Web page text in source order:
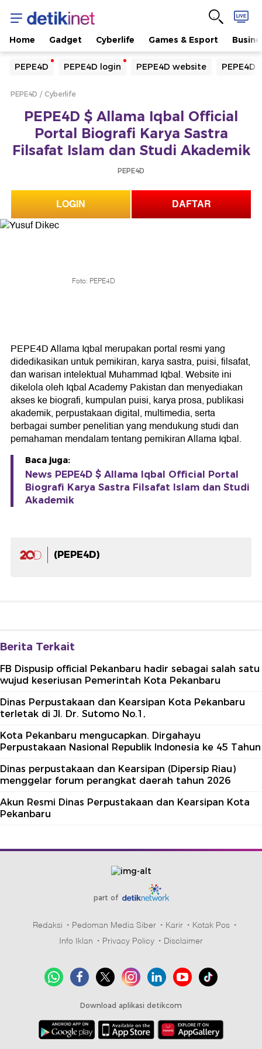
Home Gadget Cyberlife Games & Esport
PEPE4D PEPE4D login PEPE4D website PEPE4D
Yang sedang ramai dicari
Loading...
Loading...
PEPE4D Cyberlife
PEPE4D $ Allama Iqbal Official
Portal Biografi Karya Sastra
Filsafat Islam dan Studi Akademik
PEPE4D
LOGIN DAFTAR
Foto: PEPE4D
PEPE4D Allama Iqbal merupakan portal resmi yang
didedikasikan untuk pemikiran, karya sastra, puisi, filsafat,
dan warisan intelektual Muhammad Iqbal. Website ini
dikelola oleh Iqbal Academy Pakistan dan menyediakan
akses ke biografi, kumpulan puisi, karya prosa, publikasi
akademik, perpustakaan digital, multimedia, serta
berbagai sumber penelitian yang mendukung studi dan
pemahaman mendalam tentang pemikiran Allama Iqbal.
Baca juga:
News PEPE4D $ Allama Iqbal Official Portal
Biografi Karya Sastra Filsafat Islam dan Studi
Akademik
(PEPE4D)
Berita Terkait
FB Dispusip official Pekanbaru hadir sebagai salah satu
wujud keseriusan Pemerintah Kota Pekanbaru
Dinas Perpustakaan dan Kearsipan Kota Pekanbaru
terletak di Jl. Dr. Sutomo No.1,
Kota Pekanbaru mengucapkan. Dirgahayu
Perpustakaan Nasional Republik Indonesia ke 45 Tahun
Dinas perpustakaan dan Kearsipan (Dipersip Riau)
menggelar forum perangkat daerah tahun 2026
Akun Resmi Dinas Perpustakaan dan Kearsipan Kota
Pekanbaru
part of
Redaksi Pedoman Media Siber Karir
Kotak Pos
Info Iklan
Privacy Policy Disclaimer
Download aplikasi detikcom